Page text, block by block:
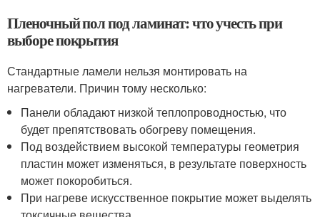
Пленочный пол под ламинат: что учесть при
выборе покрытия
Стандартные ламели нельзя монтировать на
нагреватели. Причин тому несколько:
Панели обладают низкой теплопроводностью, что
будет препятствовать обогреву помещения.
Под воздействием высокой температуры геометрия
пластин может изменяться, в результате поверхность
может покоробиться.
При нагреве искусственное покрытие может выделять